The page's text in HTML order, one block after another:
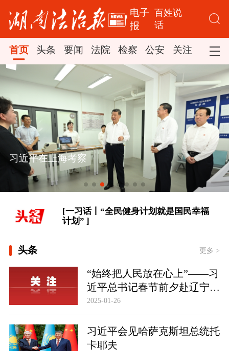
电子
报
百姓说
话
首页 头条 要闻 法院 检察 公安 关注 司法
习近平在上海考察
[时政微视频丨习近平与世界遗产：鼓浪
琴韵 ]
总书记的人民情怀丨“努力提升粮食能
源资源安全保障能力”
[一习话丨“全民健身计划就是国民幸福
计划” ]
总书记的人民情怀丨“努力提升粮食能
源资源安全保障能力”
头条 更多 >
“始终把人民放在心上”——习
近平总书记春节前夕赴辽宁看
望慰问基层干部群众纪实
2025-01-26
习近平会见哈萨克斯坦总统托
卡耶夫